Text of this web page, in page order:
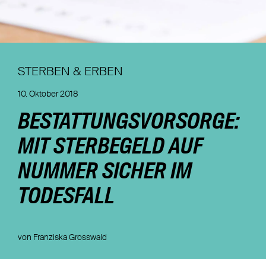
STERBEN & ERBEN
10. Oktober 2018
BESTATTUNGSVORSORGE:
MIT STERBEGELD AUF
NUMMER SICHER IM
TODESFALL
von Franziska Grosswald